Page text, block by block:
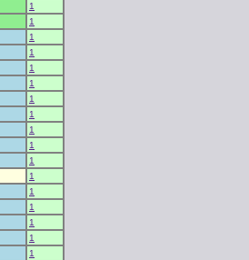
1
1
1
1
1
1
1
1
1
1
1
1
1
1
1
1
1